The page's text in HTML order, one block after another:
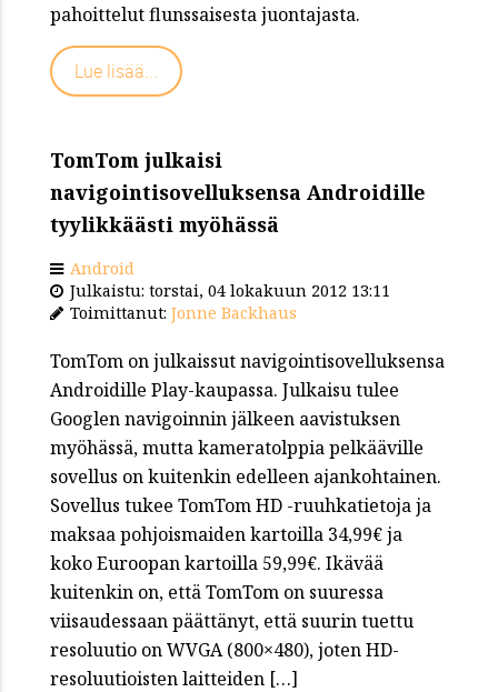
pahoittelut flunssaisesta juontajasta.
Lue lisää...
TomTom julkaisi
navigointisovelluksensa Androidille
tyylikkäästi myöhässä
Android
Julkaistu: torstai, 04 lokakuun 2012 13:11
Toimittanut: Jonne Backhaus
TomTom on julkaissut navigointisovelluksensa
Androidille Play-kaupassa. Julkaisu tulee
Googlen navigoinnin jälkeen aavistuksen
myöhässä, mutta kameratolppia pelkääville
sovellus on kuitenkin edelleen ajankohtainen.
Sovellus tukee TomTom HD -ruuhkatietoja ja
maksaa pohjoismaiden kartoilla 34,99€ ja
koko Euroopan kartoilla 59,99€. Ikävää
kuitenkin on, että TomTom on suuressa
viisaudessaan päättänyt, että suurin tuettu
resoluutio on WVGA (800×480), joten HD-
resoluutioisten laitteiden […]